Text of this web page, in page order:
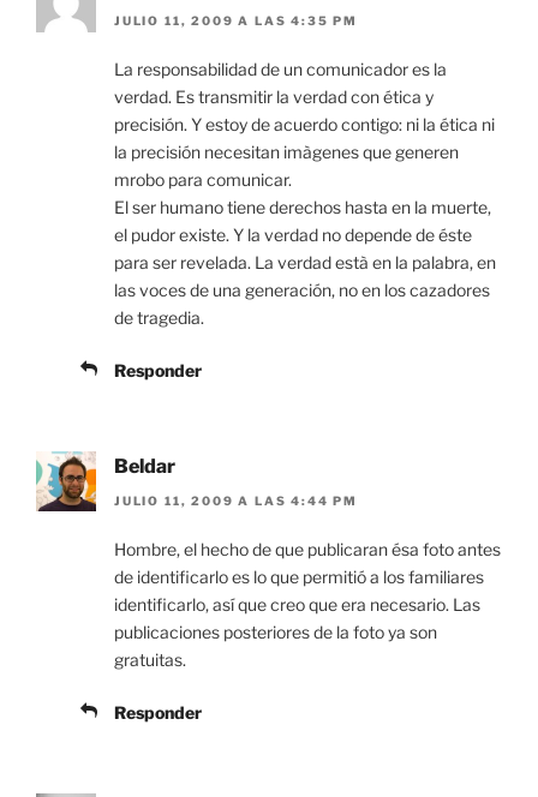
JULIO 11, 2009 A LAS 4:35 PM
La responsabilidad de un comunicador es la
verdad. Es transmitir la verdad con ética y
precisión. Y estoy de acuerdo contigo: ni la ética ni
la precisión necesitan imàgenes que generen
mrobo para comunicar.
El ser humano tiene derechos hasta en la muerte,
el pudor existe. Y la verdad no depende de éste
para ser revelada. La verdad està en la palabra, en
las voces de una generación, no en los cazadores
de tragedia.
Responder
Beldar
JULIO 11, 2009 A LAS 4:44 PM
Hombre, el hecho de que publicaran ésa foto antes
de identificarlo es lo que permitió a los familiares
identificarlo, así que creo que era necesario. Las
publicaciones posteriores de la foto ya son
gratuitas.
Responder